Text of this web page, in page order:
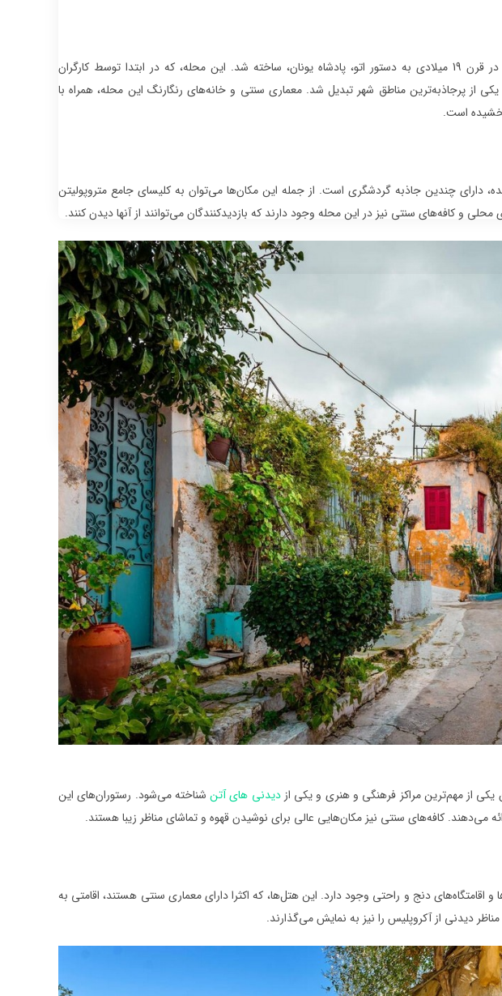
، که در دامنه کوه آکروپلیس قرار دارد، در قرن 19 میلادی به دستور اتو، پادشاه یونان، ساخته شد. این محله، که در ابتدا توسط کارگران
از پرجاذبه‌ترین مناطق شهر تبدیل شد. معماری سنتی و خانه‌های رنگارنگ این محله، همراه با
است.
دارای چندین جاذبه گردشگری است. از جمله این مکان‌ها می‌توان به کلیسای جامع متروپولیتن
محلی و کافه‌های سنتی نیز در این محله وجود دارند که بازدیدکنندگان می‌توانند از آنها دیدن کنند.
یکی از مهم‌ترین مراکز فرهنگی و هنری و یکی ازدیدنی های آتنشناخته می‌شود. رستوران‌های این
می‌دهند. کافه‌های سنتی نیز مکان‌هایی عالی برای نوشیدن قهوه و تماشای مناظر زیبا هستند.
اقامتگاه‌های دنج و راحتی وجود دارد. این هتل‌ها، که اکثرا دارای معماری سنتی هستند، اقامتی به
دیدنی از آکروپلیس را نیز به نمایش می‌گذارند.